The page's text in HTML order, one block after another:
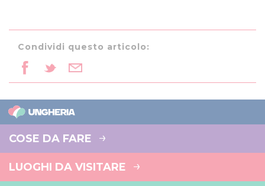
Condividi questo articolo:
COSE DA FARE
LUOGHI DA VISITARE